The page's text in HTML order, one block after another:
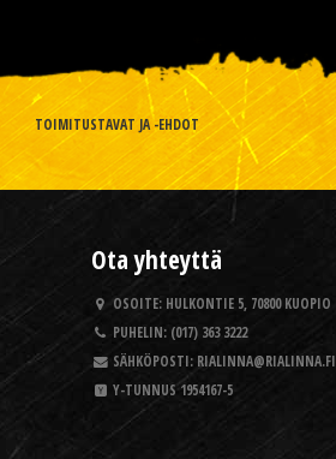
TOIMITUSTAVAT JA -EHDOT
Ota yhteyttä
OSOITE: HULKONTIE 5, 70800 KUOPIO
PUHELIN: (017) 363 3222
SÄHKÖPOSTI: RIALINNA@RIALINNA.FI
Y-TUNNUS1954167-5